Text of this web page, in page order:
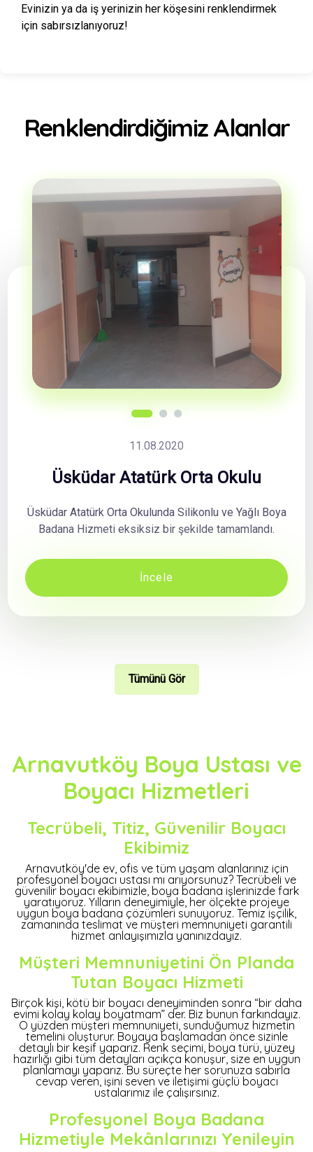
Evinizin ya da iş yerinizin her köşesini renklendirmek
için sabırsızlanıyoruz!
Renklendirdiğimiz Alanlar
11.08.2020
Üsküdar Atatürk Orta Okulu
Üsküdar Atatürk Orta Okulunda Silikonlu ve Yağlı Boya
Badana Hizmeti eksiksiz bir şekilde tamamlandı.
İncele
Tümünü Gör
Arnavutköy Boya Ustası ve
Boyacı Hizmetleri
Tecrübeli, Titiz, Güvenilir Boyacı
Ekibimiz
Arnavutköy'de ev, ofis ve tüm yaşam alanlarınız için
profesyonel boyacı ustası mı arıyorsunuz? Tecrübeli ve
güvenilir boyacı ekibimizle, boya badana işlerinizde fark
yaratıyoruz. Yılların deneyimiyle, her ölçekte projeye
uygun boya badana çözümleri sunuyoruz. Temiz işçilik,
zamanında teslimat ve müşteri memnuniyeti garantili
hizmet anlayışımızla yanınızdayız.
Müşteri Memnuniyetini Ön Planda
Tutan Boyacı Hizmeti
Birçok kişi, kötü bir boyacı deneyiminden sonra “bir daha
evimi kolay kolay boyatmam” der. Biz bunun farkındayız.
O yüzden müşteri memnuniyeti, sunduğumuz hizmetin
temelini oluşturur. Boyaya başlamadan önce sizinle
detaylı bir keşif yaparız. Renk seçimi, boya türü, yüzey
hazırlığı gibi tüm detayları açıkça konuşur, size en uygun
planlamayı yaparız. Bu süreçte her sorunuza sabırla
cevap veren, işini seven ve iletişimi güçlü boyacı
ustalarımız ile çalışırsınız.
Profesyonel Boya Badana
Hizmetiyle Mekânlarınızı Yenileyin